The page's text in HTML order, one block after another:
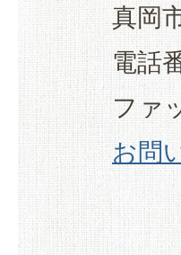
真岡
電話
ファ
お問